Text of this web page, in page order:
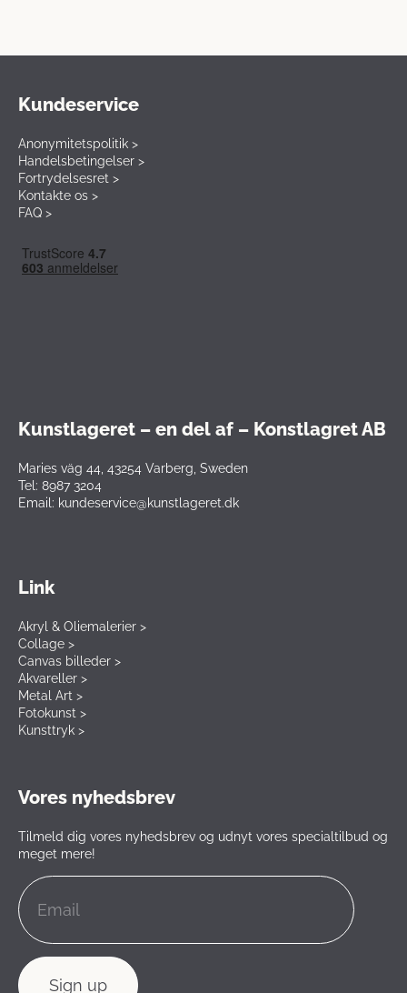
Kundeservice
Anonymitetspolitik >
Handelsbetingelser >
Fortrydelsesret >
Kontakte os >
FAQ >
Kunstlageret – en del af – Konstlagret AB
Maries väg 44, 43254 Varberg, Sweden
Tel: 8987 3204
Email: kundeservice@kunstlageret.dk
Link
Akryl & Oliemalerier >
Collage >
Canvas billeder >
Akvareller >
Metal Art >
Fotokunst >
Kunsttryk >
Vores nyhedsbrev
Tilmeld dig vores nyhedsbrev og udnyt vores specialtilbud og
meget mere!